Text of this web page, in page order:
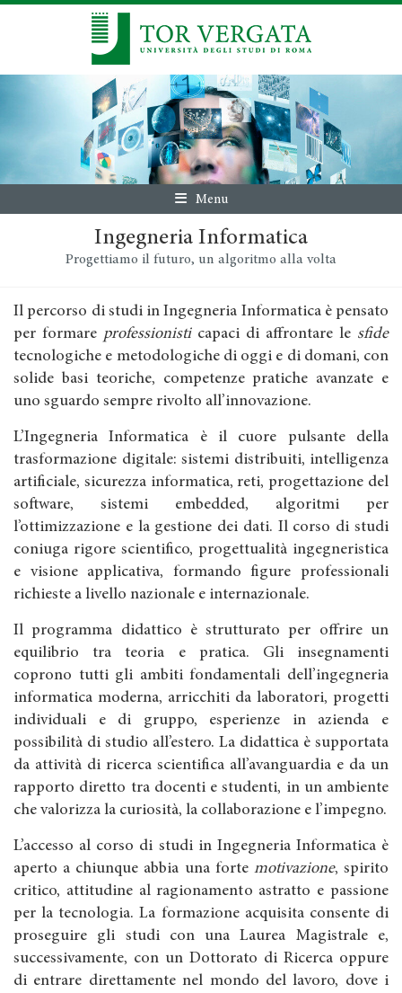
Menu
Ingegneria Informatica
Progettiamo il futuro, un algoritmo alla volta
Il percorso di studi in Ingegneria Informatica è pensato
per formare professionisticapaci di affrontare le sfide
tecnologiche e metodologiche di oggi e di domani, con
solide basi teoriche, competenze pratiche avanzate e
uno sguardo sempre rivolto all’innovazione.
L’Ingegneria Informatica è il cuore pulsante della
trasformazione digitale: sistemi distribuiti, intelligenza
artificiale, sicurezza informatica, reti, progettazione del
software, sistemi embedded, algoritmi per
l’ottimizzazione e la gestione dei dati. Il corso di studi
coniuga rigore scientifico, progettualità ingegneristica
e visione applicativa, formando figure professionali
richieste a livello nazionale e internazionale.
Il programma didattico è strutturato per offrire un
equilibrio tra teoria e pratica. Gli insegnamenti
coprono tutti gli ambiti fondamentali dell’ingegneria
informatica moderna, arricchiti da laboratori, progetti
individuali e di gruppo, esperienze in azienda e
possibilità di studio all’estero. La didattica è supportata
da attività di ricerca scientifica all’avanguardia e da un
rapporto diretto tra docenti e studenti, in un ambiente
che valorizza la curiosità, la collaborazione e l’impegno.
L’accesso al corso di studi in Ingegneria Informatica è
aperto a chiunque abbia una forte motivazione, spirito
critico, attitudine al ragionamento astratto e passione
per la tecnologia. La formazione acquisita consente di
proseguire gli studi con una Laurea Magistrale e,
successivamente, con un Dottorato di Ricerca oppure
di entrare direttamente nel mondo del lavoro, dove i